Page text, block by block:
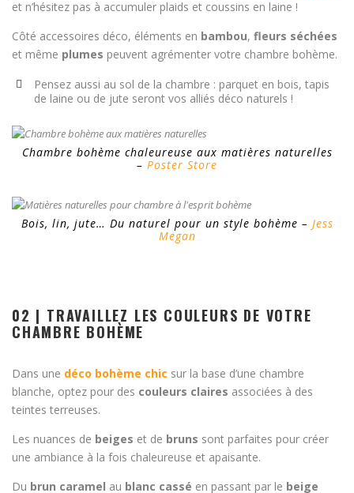
et n’hésitez pas à accumuler plaids et coussins en laine !
Côté accessoires déco, éléments en bambou, fleurs séchées
et même plumes peuvent agrémenter votre chambre bohème.
Pensez aussi au sol de la chambre : parquet en bois, tapis
de laine ou de jute seront vos alliés déco naturels !
Chambre bohème chaleureuse aux matières naturelles
– Poster Store
Bois, lin, jute… Du naturel pour un style bohème – Jess
Megan
02 | TRAVAILLEZ LES COULEURS DE VOTRE
CHAMBRE BOHÈME
Dans une déco bohème chic sur la base d’une chambre
blanche, optez pour des couleurs claires associées à des
teintes terreuses.
Les nuances de beiges et de bruns sont parfaites pour créer
une ambiance à la fois chaleureuse et apaisante.
Du brun caramel au blanc cassé en passant par le beige